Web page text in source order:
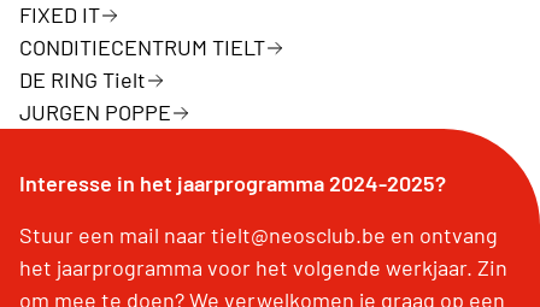
FIXED IT
CONDITIECENTRUM TIELT
DE RING Tielt
JURGEN POPPE
Interesse in het jaarprogramma 2024-2025?
Stuur een mail naar tielt@neosclub.be en ontvang
het jaarprogramma voor het volgende werkjaar. Zin
om mee te doen? We verwelkomen je graag op een